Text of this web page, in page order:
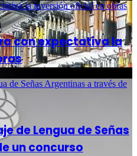
la inversión oficial en obras
con expectativa la
de Señas Argentinas a través de
de Lengua de Señas
un concurso